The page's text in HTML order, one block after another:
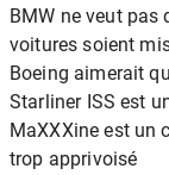
BMW ne veut pas
voitures soient
Boeing aimerait
Starliner ISS est
MaXXXine est un
trop apprivoisé